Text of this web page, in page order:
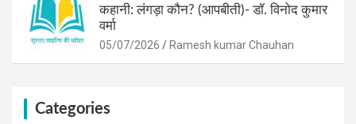
कहानी: लंगड़ा कौन? (आपबीती)​- डॉ. विनोद कुमार
वर्मा
05/07/2026 Ramesh kumar Chauhan
Categories